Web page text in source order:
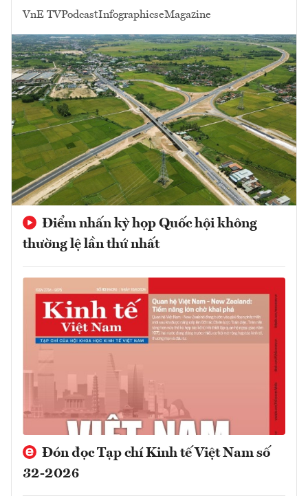
VnE TVPodcastInfographicseMagazine
Điểm nhấn kỳ họp Quốc hội không
thường lệ lần thứ nhất
Đón đọc Tạp chí Kinh tế Việt Nam số
32-2026